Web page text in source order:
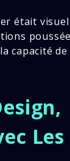
était
capacité
Les